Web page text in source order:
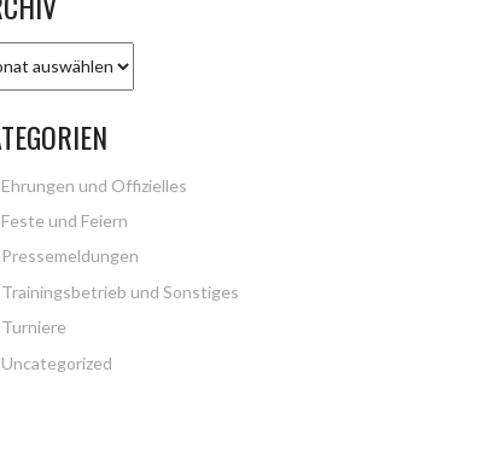
Ehrungen und Offizielles
Feste und Feiern
Pressemeldungen
Trainingsbetrieb und Sonstiges
Turniere
Uncategorized